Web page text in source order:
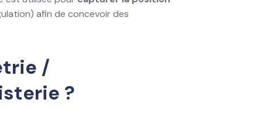
afin de concevoir des
/
?